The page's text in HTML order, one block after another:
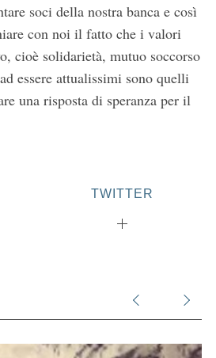
soci della nostra banca e così
con noi il fatto che i valori
cioè solidarietà, mutuo soccorso
essere attualissimi sono quelli
una risposta di speranza per il
TWITTER